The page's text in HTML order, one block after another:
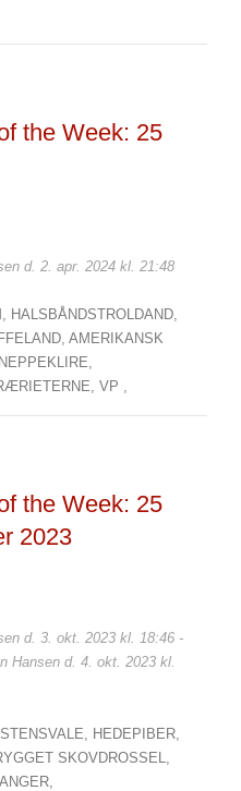
the Week: 25
d. 2. apr. 2024 kl. 21:48
HALSBÅNDSTROLDAND,
AMERIKANSK
VP ,
the Week: 25
2023
d. 3. okt. 2023 kl. 18:46 -
Hansen d. 4. okt. 2023 kl.
STENSVALE, HEDEPIBER,
SKOVDROSSEL,